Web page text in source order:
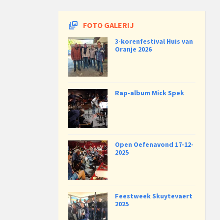
FOTO GALERIJ
3-korenfestival Huis van
Oranje 2026
Rap-album Mick Spek
Open Oefenavond 17-12-
2025
Feestweek Skuytevaert
2025